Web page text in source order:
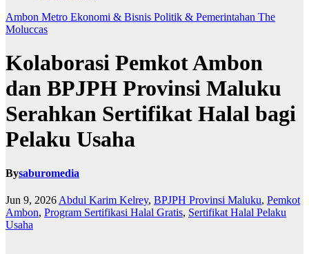
Ambon Metro Ekonomi & Bisnis Politik & Pemerintahan The
Moluccas
Kolaborasi Pemkot Ambon
dan BPJPH Provinsi Maluku
Serahkan Sertifikat Halal bagi
Pelaku Usaha
Bysaburomedia
Jun 9, 2026 Abdul Karim Kelrey, BPJPH Provinsi Maluku, Pemkot
Ambon, Program Sertifikasi Halal Gratis, Sertifikat Halal Pelaku
Usaha